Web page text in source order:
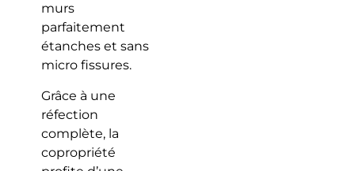
murs
parfaitement
étanches et sans
micro fissures.
Grâce à une
réfection
complète, la
copropriété